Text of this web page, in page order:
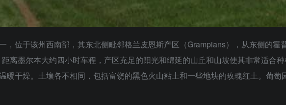
，位于该州西南部，其东北侧毗邻格兰皮恩斯产区（Grampians），从东侧的霍
离墨尔本大约四小时车程，产区充足的阳光和绵延的山丘和山坡使其非常适合
暖干燥。土壤各不相同，包括富饶的黑色火山粘土和一些地块的玫瑰红土。葡萄